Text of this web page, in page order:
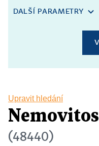
DALŠÍ PARAMETRY
Upravit hledání
(48440)